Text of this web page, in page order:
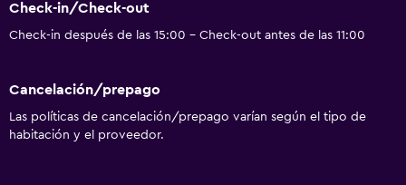
Check-in/Check-out
Check-in después de las 15:00 - Check-out antes de las 11:00
Cancelación/prepago
Las políticas de cancelación/prepago varían según el tipo de
habitación y el proveedor.